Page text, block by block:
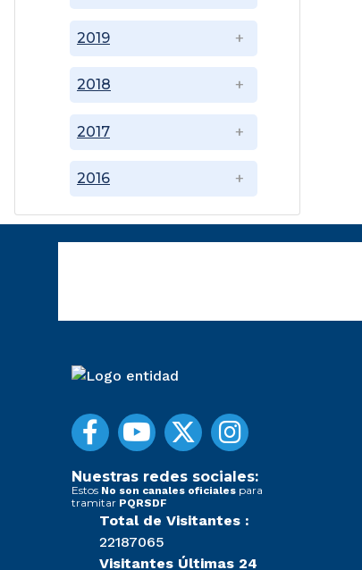
2016
2017
2018
2019
Nuestras redes sociales:
Estos No son canales oficiales para
tramitar PQRSDF
Total de Visitantes :
22187065
Visitantes Últimas 24